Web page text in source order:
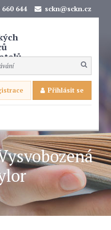
660 644 sckn@sckn.cz
Přihlásit se